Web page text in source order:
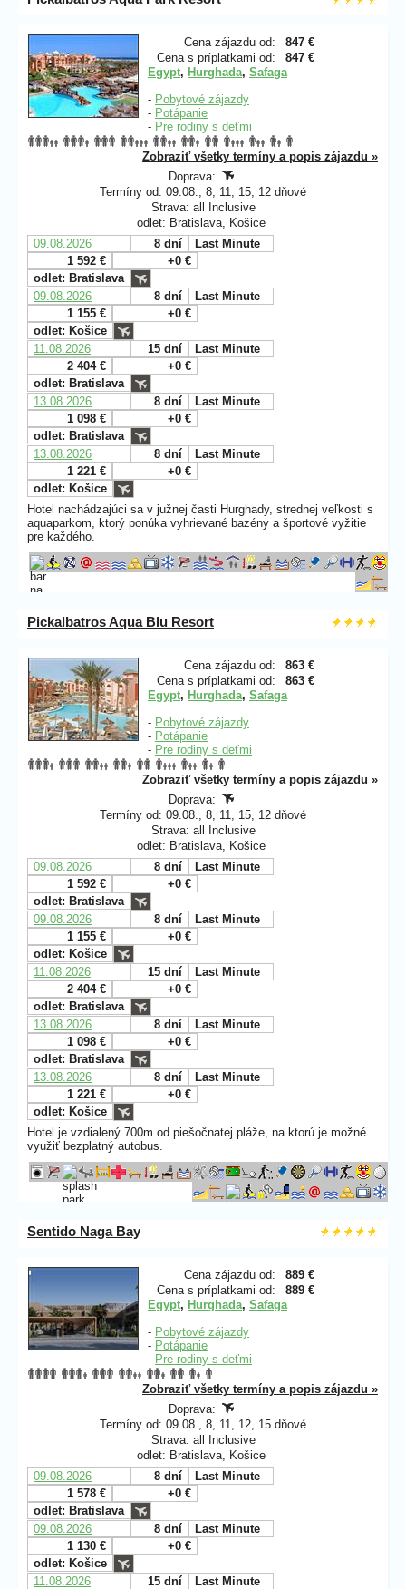
Cena zájazdu od:
847 €
Cena s príplatkami od:
847 €
Egypt, Hurghada, Safaga
- Pobytové zájazdy
- Potápanie
- Pre rodiny s deťmi
Zobraziť všetky termíny a popis zájazdu »
Doprava:
Termíny od: 09.08., 8, 11, 15, 12 dňové
Strava: all Inclusive
odlet: Bratislava, Košice
09.08.2026
8 dní
Last Minute
1 592 €
+0 €
odlet: Bratislava
09.08.2026
8 dní
Last Minute
1 155 €
+0 €
odlet: Košice
11.08.2026
15 dní
Last Minute
2 404 €
+0 €
odlet: Bratislava
13.08.2026
8 dní
Last Minute
1 098 €
+0 €
odlet: Bratislava
13.08.2026
8 dní
Last Minute
1 221 €
+0 €
odlet: Košice
Hotel nachádzajúci sa v južnej časti Hurghady, strednej veľkosti s
aquaparkom, ktorý ponúka vyhrievané bazény a športové vyžitie
pre každého.
Pickalbatros Aqua Blu Resort
Cena zájazdu od:
863 €
Cena s príplatkami od:
863 €
Egypt, Hurghada, Safaga
- Pobytové zájazdy
- Potápanie
- Pre rodiny s deťmi
Zobraziť všetky termíny a popis zájazdu »
Doprava:
Termíny od: 09.08., 8, 11, 15, 12 dňové
Strava: all Inclusive
odlet: Bratislava, Košice
09.08.2026
8 dní
Last Minute
1 592 €
+0 €
odlet: Bratislava
09.08.2026
8 dní
Last Minute
1 155 €
+0 €
odlet: Košice
11.08.2026
15 dní
Last Minute
2 404 €
+0 €
odlet: Bratislava
13.08.2026
8 dní
Last Minute
1 098 €
+0 €
odlet: Bratislava
13.08.2026
8 dní
Last Minute
1 221 €
+0 €
odlet: Košice
Hotel je vzdialený 700m od piešočnatej pláže, na ktorú je možné
využiť bezplatný autobus.
Sentido Naga Bay
Cena zájazdu od:
889 €
Cena s príplatkami od:
889 €
Egypt, Hurghada, Safaga
- Pobytové zájazdy
- Potápanie
- Pre rodiny s deťmi
Zobraziť všetky termíny a popis zájazdu »
Doprava:
Termíny od: 09.08., 8, 11, 12, 15 dňové
Strava: all Inclusive
odlet: Bratislava, Košice
09.08.2026
8 dní
Last Minute
1 578 €
+0 €
odlet: Bratislava
09.08.2026
8 dní
Last Minute
1 130 €
+0 €
odlet: Košice
11.08.2026
15 dní
Last Minute